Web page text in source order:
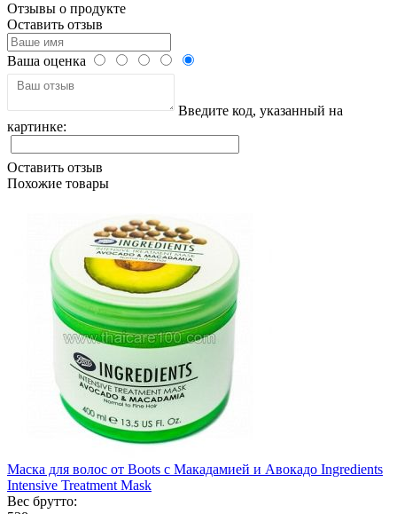
Отзывы о продукте
Оставить отзыв
Ваша оценка
Введите код, указанный на
картинке:
Оставить отзыв
Похожие товары
Маска для волос от Boots с Макадамией и Авокадо Ingredients
Intensive Treatment Mask
Вес брутто: